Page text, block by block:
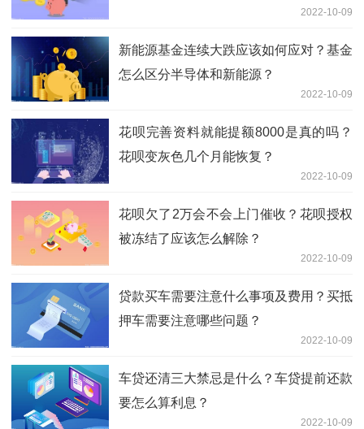
2022-10-09
新能源基金连续大跌应该如何应对？基金
怎么区分半导体和新能源？
2022-10-09
花呗完善资料就能提额8000是真的吗？
花呗变灰色几个月能恢复？
2022-10-09
花呗欠了2万会不会上门催收？花呗授权
被冻结了应该怎么解除？
2022-10-09
贷款买车需要注意什么事项及费用？买抵
押车需要注意哪些问题？
2022-10-09
车贷还清三大禁忌是什么？车贷提前还款
要怎么算利息？
2022-10-09